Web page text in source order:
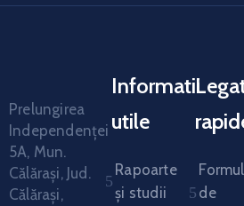
Prelungirea
Independenței
5A, Mun.
Călărași, Jud.
Călărași,
Informatii
utile
Rapoarte
și studii
de